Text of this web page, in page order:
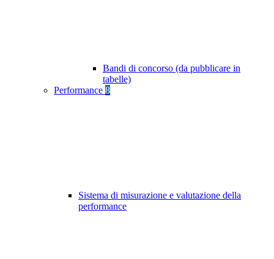
Bandi di concorso (da pubblicare in
tabelle)
Performance 8
Sistema di misurazione e valutazione della
performance